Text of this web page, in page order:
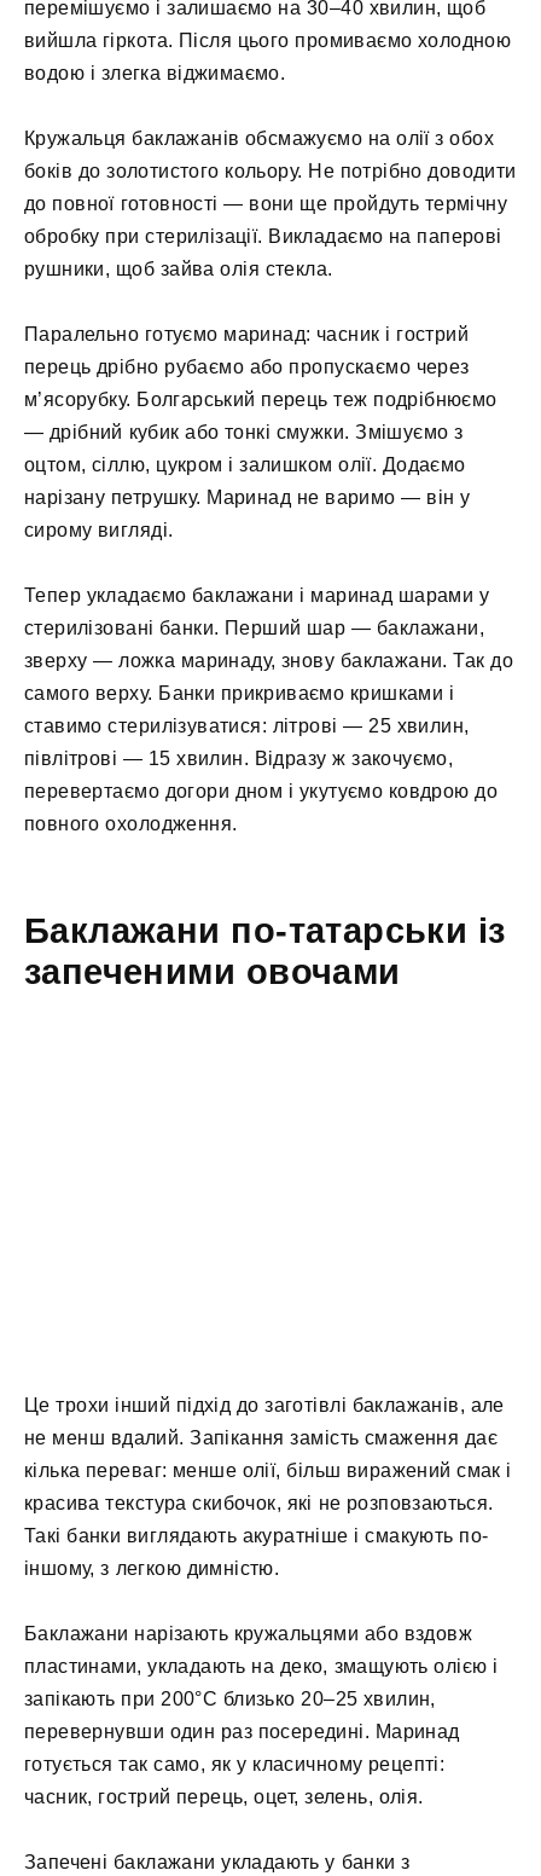
перемішуємо і залишаємо на 30–40 хвилин, щоб
вийшла гіркота. Після цього промиваємо холодною
водою і злегка віджимаємо.
Кружальця баклажанів обсмажуємо на олії з обох
боків до золотистого кольору. Не потрібно доводити
до повної готовності — вони ще пройдуть термічну
обробку при стерилізації. Викладаємо на паперові
рушники, щоб зайва олія стекла.
Паралельно готуємо маринад: часник і гострий
перець дрібно рубаємо або пропускаємо через
м’ясорубку. Болгарський перець теж подрібнюємо
— дрібний кубик або тонкі смужки. Змішуємо з
оцтом, сіллю, цукром і залишком олії. Додаємо
нарізану петрушку. Маринад не варимо — він у
сирому вигляді.
Тепер укладаємо баклажани і маринад шарами у
стерилізовані банки. Перший шар — баклажани,
зверху — ложка маринаду, знову баклажани. Так до
самого верху. Банки прикриваємо кришками і
ставимо стерилізуватися: літрові — 25 хвилин,
півлітрові — 15 хвилин. Відразу ж закочуємо,
перевертаємо догори дном і укутуємо ковдрою до
повного охолодження.
Баклажани по-татарськи із
запеченими овочами
Це трохи інший підхід до заготівлі баклажанів, але
не менш вдалий. Запікання замість смаження дає
кілька переваг: менше олії, більш виражений смак і
красива текстура скибочок, які не розповзаються.
Такі банки виглядають акуратніше і смакують по-
іншому, з легкою димністю.
Баклажани нарізають кружальцями або вздовж
пластинами, укладають на деко, змащують олією і
запікають при 200°C близько 20–25 хвилин,
перевернувши один раз посередині. Маринад
готується так само, як у класичному рецепті:
часник, гострий перець, оцет, зелень, олія.
Запечені баклажани укладають у банки з